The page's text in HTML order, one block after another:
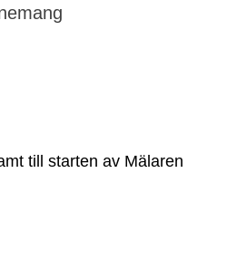
till starten av Mälaren